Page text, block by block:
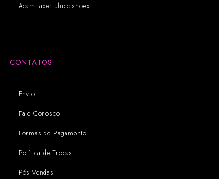
#camilabertuluccishoes
CONTATOS
Envio
Fale Conosco
Formas de Pagamento
Política de Trocas
Pós-Vendas